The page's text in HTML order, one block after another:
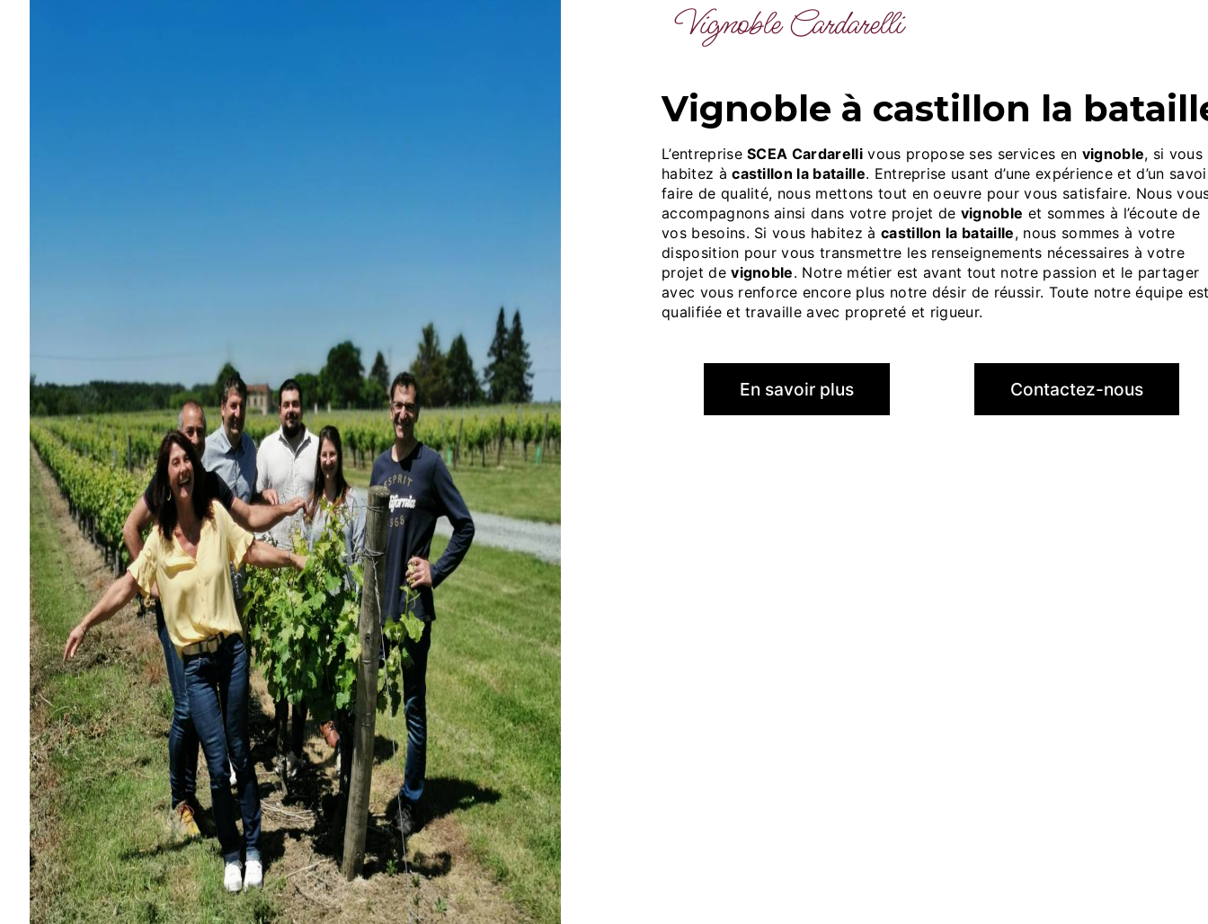
Vignoble Cardarelli
vignoble à castillon la
L’entrepriseSCEA Cardarellivous propose ses services en vignoble, si vous
habitez àcastillon la bataille. Entreprise usant d’une expérience et d’un
faire de qualité, nous mettons tout en oeuvre pour vous satisfaire. Nous
accompagnons ainsi dans votre projet de vignoble et sommes à l’écoute de
vos besoins. Si vous habitez à castillon la bataille, nous sommes à votre
disposition pour vous transmettre les renseignements nécessaires à votre
projet devignoble. Notre métier est avant tout notre passion et le partager
avec vous renforce encore plus notre désir de réussir. Toute notre équipe
qualifiée et travaille avec propreté et rigueur.
En savoir plus Contactez-nous